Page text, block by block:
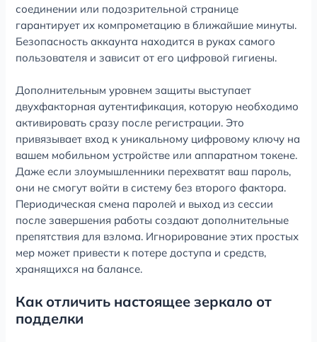
соединении или подозрительной странице
гарантирует их компрометацию в ближайшие минуты.
Безопасность аккаунта находится в руках самого
пользователя и зависит от его цифровой гигиены.
Дополнительным уровнем защиты выступает
двухфакторная аутентификация, которую необходимо
активировать сразу после регистрации. Это
привязывает вход к уникальному цифровому ключу на
вашем мобильном устройстве или аппаратном токене.
Даже если злоумышленники перехватят ваш пароль,
они не смогут войти в систему без второго фактора.
Периодическая смена паролей и выход из сессии
после завершения работы создают дополнительные
препятствия для взлома. Игнорирование этих простых
мер может привести к потере доступа и средств,
хранящихся на балансе.
Как отличить настоящее зеркало от
подделки